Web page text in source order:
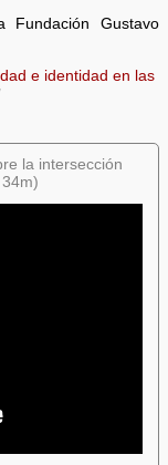
Gustavo
e identidad en las
la intersección